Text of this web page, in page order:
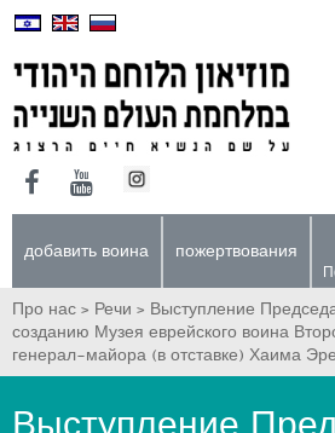
добавить воина пожертвования
Про нас > Речи > Выступление
созданию Музея еврейского воина
генерал-майора (в отставке) Хаима